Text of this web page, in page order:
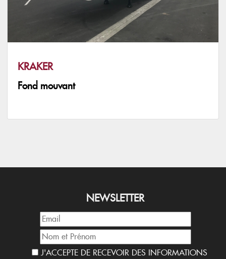
KRAKER
Fond mouvant
NEWSLETTER
J'ACCEPTE DE RECEVOIR DES INFORMATIONS